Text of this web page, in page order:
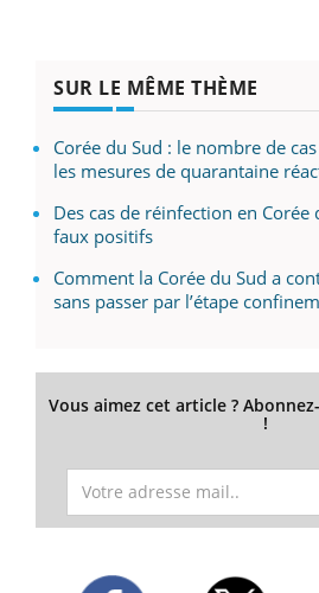
SUR LE MÊME THÈME
Corée du Sud : le nombre de
les mesures de quarantaine
Des cas de réinfection en Corée
faux positifs
Comment la Corée du Sud a
sans passer par l’étape
Vous aimez cet article ?
!